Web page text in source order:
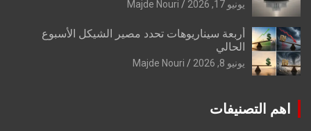
يونيو 17, 2026 Majde Nouri
أربعة سيناريوهات تحدد مصير الشيكل الأسبوع
الحالي
يونيو 8, 2026 Majde Nouri
اهم التصنيفات